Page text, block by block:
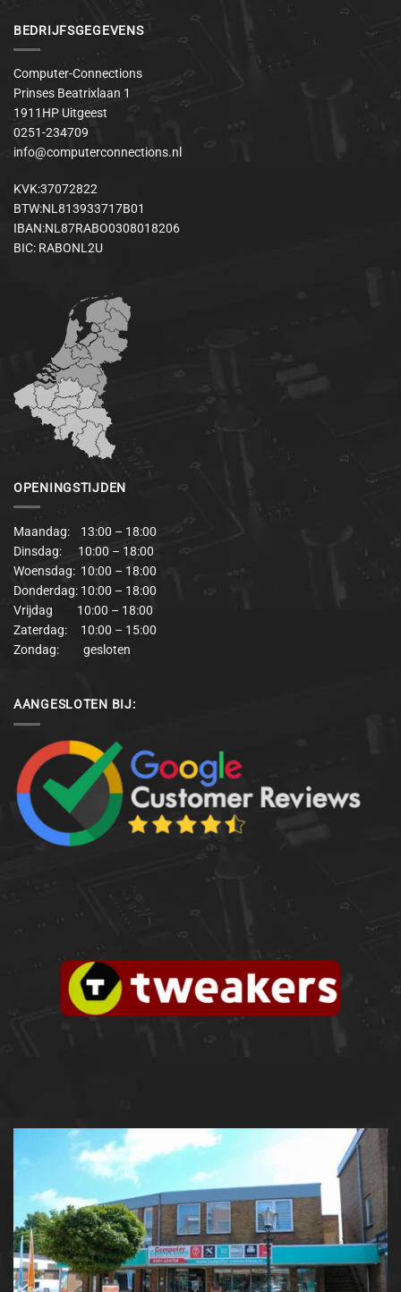
BEDRIJFSGEGEVENS
Computer-Connections
Prinses Beatrixlaan 1
1911HP Uitgeest
0251-234709
info@computerconnections.nl
KVK:37072822
BTW:NL813933717B01
IBAN:NL87RABO0308018206
BIC: RABONL2U
OPENINGSTIJDEN
Maandag: 13:00 – 18:00
Dinsdag: 10:00 – 18:00
Woensdag: 10:00 – 18:00
Donderdag: 10:00 – 18:00
Vrijdag 10:00 – 18:00
Zaterdag: 10:00 – 15:00
Zondag: gesloten
AANGESLOTEN BIJ: